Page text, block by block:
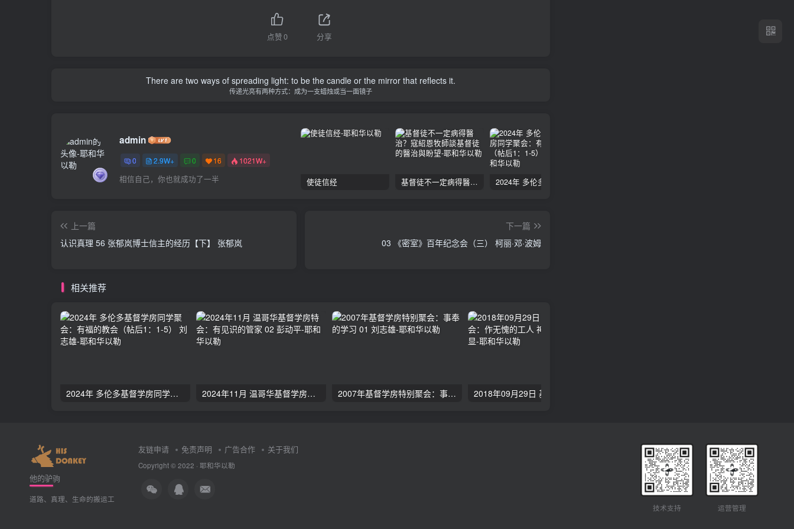
点赞0 分享
There are two ways of spreading light: to be the candle or the mirror that reflects it.
传递光亮有两种方式：成为一支蜡烛或当一面镜子
admin
0 2.9W+ 0 16 1021W+
相信自己，你也就成功了一半 使徒信经 基督徒不一定病得醫治？寇紹恩牧師談基督徒的醫治與盼望
上一篇
认识真理 56 张郁岚博士信主的经历【下】 张郁岚
下一篇
03 《密室》百年纪念会（三） 柯丽·邓·波姆
相关推荐
2024年 多伦多基督学房同学聚会：有福的教会（帖后1：1-5） 刘志雄 2024年11月 温哥华基督学房特会：有见识的管家 02 彭动平 2007年基督学房特别聚会：事奉的学习 01 刘志雄
他的驴驹
道路、真理、生命的搬运工
友链申请 免责声明 广告合作 关于我们
Copyright © 2022 · 耶和华以勒
技术支持 运营管理